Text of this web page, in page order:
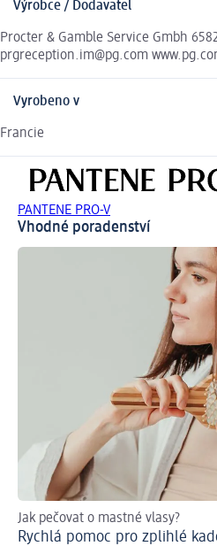
Výrobce / Dodavatel
Procter & Gamble Service Gmbh
prgreception.im@pg.com
Vyrobeno v
Francie
PANTENE PRO-V
Vhodné poradenství
Jak pečovat o mastné vlasy?
Rychlá pomoc pro zplihlé